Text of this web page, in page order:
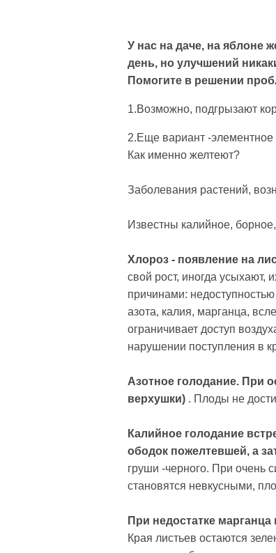
У нас на даче, на яблоне
день, но улучшений
Помогите в решении
1.Возможно, подгрызают
2.Еще вариант -элементное
Как именно желтеют?
Заболевания растений,
Известны калийное,
Хлороз - появление на
свой рост, иногда
причинами:
азота, калия, марганца,
ограничивает доступ
нарушении поступления в
Азотное голодание. При
верхушки) . Плоды не
Калийное голодание
ободок пожелтевшей, а
груши -черного. При очень
становятся невкусными,
При недостатке
Края листьев остаются